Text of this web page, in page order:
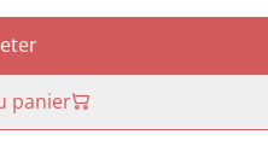
panier